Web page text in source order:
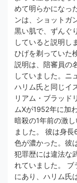
めて明らかになっ
ンは、ショットガ
黒い肌で、ずんぐ
していると説明し
ひげを剃っていた
説明は、陪審員の
していました。ニ
ハリム氏と同じイ
リアム・ブラッド
ムXが1952年に加
暗殺の1年前の激
ました。 彼は身
色が濃かった。彼
犯罪歴には違法な
れていました。 ブ
にあり、ハリム氏